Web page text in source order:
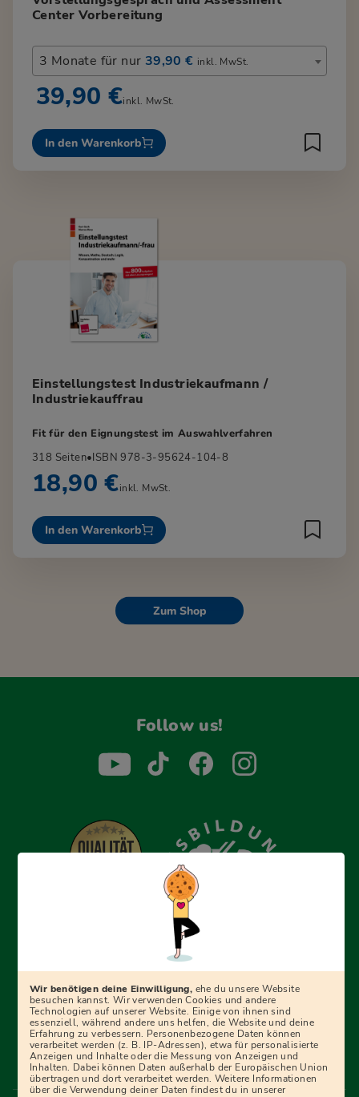
Center Vorbereitung
3 Monate für nur 39,90 € inkl. MwSt.
39,90 €inkl. MwSt.
In den Warenkorb
Einstellungstest Industriekaufmann /
Industriekauffrau
Fit für den Eignungstest im Auswahlverfahren
318 Seiten•ISBN 978-3-95624-104-8
18,90 €inkl. MwSt.
In den Warenkorb
Zum Shop
Follow us!
Erfolgreich bewerben mit Ausbildungspark: Wir
begleiten dich Schritt für Schritt bei deinem Start in den
Ratgebern und Prüfungspaketen, interaktiven
Videokursen und vielem mehr. Für alle, die was werden
wollen!
Wir benötigen deine Einwilligung, ehe du unsere Website
besuchen kannst. Wir verwenden Cookies und andere
Technologien auf unserer Website. Einige von ihnen sind
essenziell, während andere uns helfen, die Website und deine
Erfahrung zu verbessern. Personenbezogene Daten können
verarbeitet werden (z. B. IP-Adressen), etwa für personalisierte
Anzeigen und Inhalte oder die Messung von Anzeigen und
Inhalten. Dabei können Daten außerhalb der Europäischen Union
übertragen und dort verarbeitet werden. Weitere Informationen
über die Verwendung deiner Daten findest du in unserer